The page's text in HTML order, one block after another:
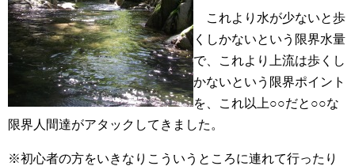
これより水が少ないと歩
くしかないという限界水量
で、これより上流は歩くし
かないという限界ポイント
を、これ以上○○だと○○な
限界人間達がアタックしてきました。
※初心者の方をいきなりこういうところに連れて行ったり